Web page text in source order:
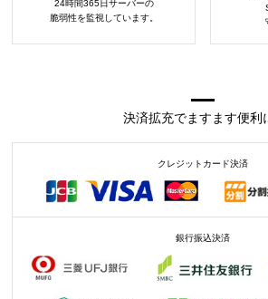
24時間365日サーバーの
脆弱性を監視しています。
決済拡充でますます便利
クレジットカード決済
銀行振込決済